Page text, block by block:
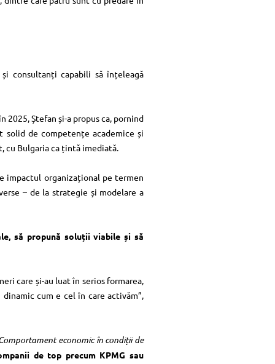
consultanți capabili să înțeleagă
2025, Ștefan și-a propus ca, pornind
solid de competențe academice și
cu Bulgaria ca țintă imediată.
impactul organizațional pe termen
– de la strategie și modelare a
să propună soluții viabile și să
care și-au luat în serios formarea,
cum e cel în care activăm”,
economic în condiții de
de top precum KPMG sau